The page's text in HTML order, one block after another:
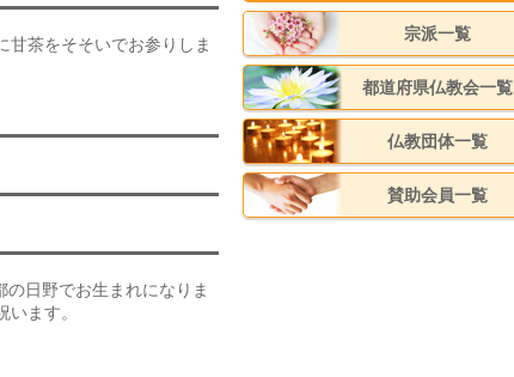
甘茶をそそいでお参りしま
日野でお生まれになりま
ます。
宗派一覧
都道府県仏教会一覧
仏教団体一覧
賛助会員一覧